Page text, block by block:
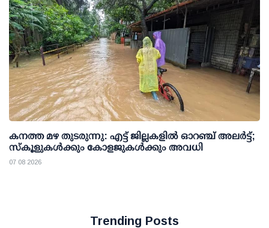
കനത്ത മഴ തുടരുന്നു: എട്ട് ജില്ലകളില്‍ ഓറഞ്ച് അലര്‍ട്ട്;
സ്‌കൂളുകള്‍ക്കും കോളജുകള്‍ക്കും അവധി
07 08 2026
Trending Posts